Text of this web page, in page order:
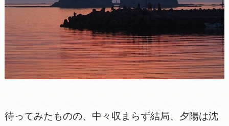
待ってみたものの、中々収まらず結局、夕陽は沈